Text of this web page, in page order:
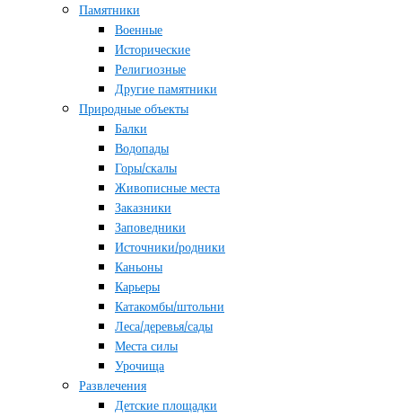
Памятники
Военные
Исторические
Религиозные
Другие памятники
Природные объекты
Балки
Водопады
Горы/скалы
Живописные места
Заказники
Заповедники
Источники/родники
Каньоны
Карьеры
Катакомбы/штольни
Леса/деревья/сады
Места силы
Урочища
Развлечения
Детские площадки